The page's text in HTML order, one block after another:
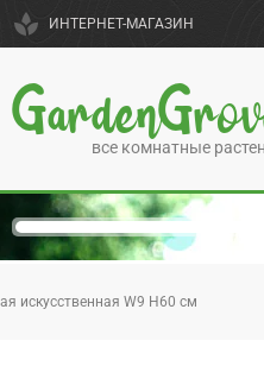
spa ИНТЕРНЕТ-МАГАЗИН
все комнатные
искусственная W9 H60 см